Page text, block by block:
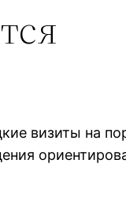
визиты на